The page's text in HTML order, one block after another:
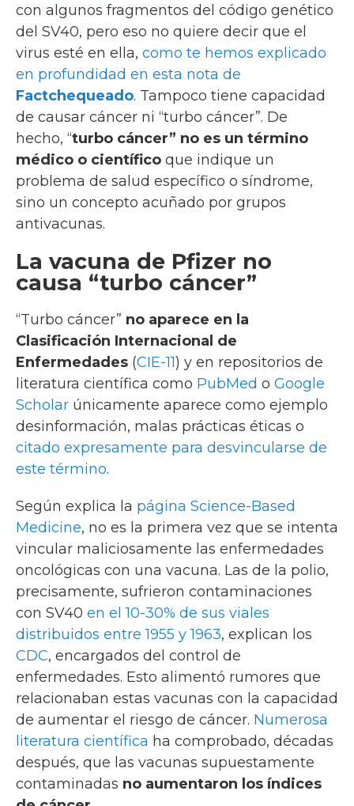
con algunos fragmentos del código genético
del SV40, pero eso no quiere decir que el
virus esté en ella, como te hemos explicado
en profundidad en esta nota de
Factchequeado. Tampoco tiene capacidad
de causar cáncer ni “turbo cáncer”. De
hecho, “turbo cáncer” no es un término
médico o científico que indique un
problema de salud específico o síndrome,
sino un concepto acuñado por grupos
antivacunas.
La vacuna de Pfizer no
causa “turbo cáncer”
“Turbo cáncer” no aparece en la
Clasificación Internacional de
Enfermedades (CIE-11) y en repositorios de
literatura científica como PubMed o Google
Scholar únicamente aparece como ejemplo
desinformación, malas prácticas éticas o
citado expresamente para desvincularse de
este término.
Según explica la página Science-Based
Medicine, no es la primera vez que se intenta
vincular maliciosamente las enfermedades
oncológicas con una vacuna. Las de la polio,
precisamente, sufrieron contaminaciones
con SV40 en el 10-30% de sus viales
distribuidos entre 1955 y 1963, explican los
CDC, encargados del control de
enfermedades. Esto alimentó rumores que
relacionaban estas vacunas con la capacidad
de aumentar el riesgo de cáncer. Numerosa
literatura científica ha comprobado, décadas
después, que las vacunas supuestamente
contaminadas no aumentaron los índices